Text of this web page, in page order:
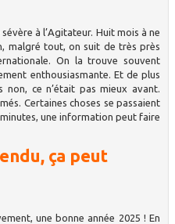
à l’Agitateur. Huit mois à ne
malgré tout, on suit de très près
On la trouve souvent
enthousiasmante. Et de plus
ce n’était pas mieux avant.
Certaines choses se passaient
une information peut faire
ça peut
une bonne année 2025 ! En